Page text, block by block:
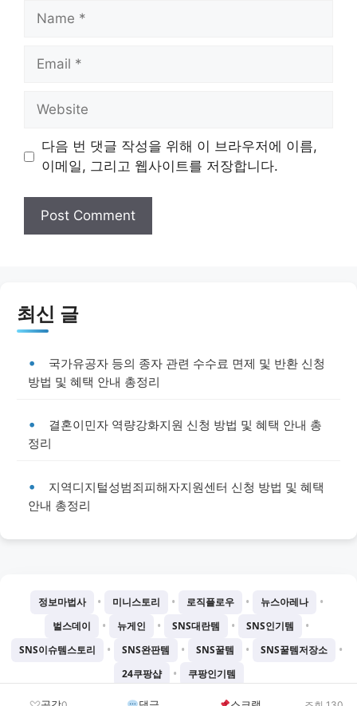
Name
Email
Website
다음 번 댓글 작성을 위해 이 브라우저에 이름,
이메일, 그리고 웹사이트를 저장합니다.
최신 글
국가유공자 등의 종자 관련 수수료 면제 및 반환 신청
방법 및 혜택 안내 총정리
결혼이민자 역량강화지원 신청 방법 및 혜택 안내 총
정리
지역디지털성범죄피해자지원센터 신청 방법 및 혜택
안내 총정리
정보마법사 • 미니스토리 • 로직플로우 • 뉴스아레나 •
벌스데이 • 뉴게인 • SNS대란템 • SNS인기템 •
SNS이슈템스토리 • SNS완판템 • SNS꿀템 • SNS꿀템저장소 •
24쿠팡샵 • 쿠팡인기템
©2026 Chatgtmini 프로젝트